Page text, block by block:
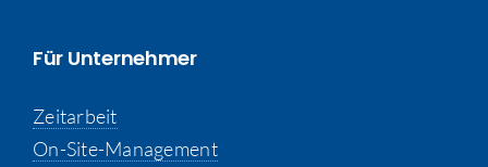
Für Unternehmer
Zeitarbeit
On-Site-Management